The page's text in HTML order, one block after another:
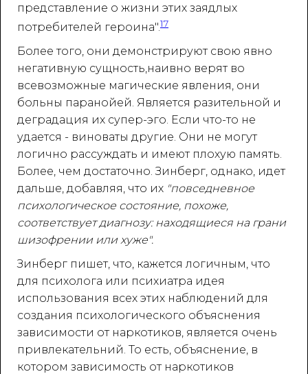
представление о жизни этих заядлых
потребителей героина".17
Более того, они демонстрируют свою явно
негативную сущность,наивно верят во
всевозможные магические явления, они
больны паранойей. Является разительной и
деградация их супер-эго. Если что-то не
удается - виноваты другие. Они не могут
логично рассуждать и имеют плохую память.
Более, чем достаточно. Зинберг, однако, идет
дальше, добавляя, что их "повседневное
психологическое состояние, похоже,
соответствует диагнозу: находящиеся на грани
шизофрении или хуже".
Зинберг пишет, что, кажется логичным, что
для психолога или психиатра идея
использования всех этих наблюдений для
создания психологического объяснения
зависимости от наркотиков, является очень
привлекательний. То есть, объяснение, в
котором зависимость от наркотиков